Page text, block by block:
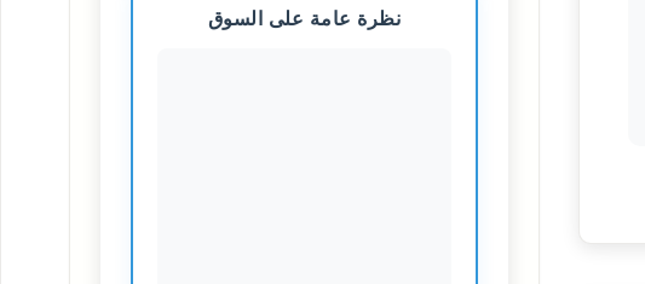
نظرة عامة على السوق